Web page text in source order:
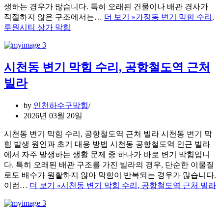
생하는 경우가 많습니다. 특히 오래된 건물이나 배관 경사가
적절하지 않은 구조에서는… 더 보기 »가정동 변기 막힘 수리,
루원시티 상가 막힘
시천동 변기 막힘 수리, 공항철도역 근처
빌라
by 인천하수구막힘
2026년 03월 20일
시천동 변기 막힘 수리, 공항철도역 근처 빌라 시천동 변기 막
힘 발생 원인과 초기 대응 방법 시천동 공항철도역 인근 빌라
에서 자주 발생하는 생활 문제 중 하나가 바로 변기 막힘입니
다. 특히 오래된 배관 구조를 가진 빌라의 경우, 단순한 이물질
로도 배수가 원활하지 않아 막힘이 반복되는 경우가 많습니다.
이런… 더 보기 »시천동 변기 막힘 수리, 공항철도역 근처 빌라